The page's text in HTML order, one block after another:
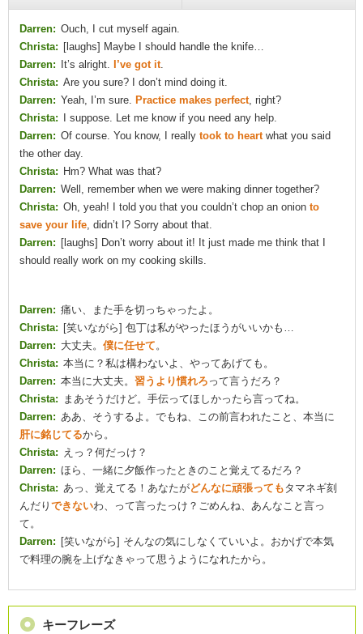
Darren: Ouch, I cut myself again.
Christa: [laughs] Maybe I should handle the knife…
Darren:
It’s alright. I’ve got it.
Christa: Are you sure? I don’t mind doing it.
Darren: Yeah, I’m sure. Practice makes perfect, right?
Christa:
I suppose. Let me know if you need any help.
Darren: Of course. You know, I really took to heartwhat you said
the other day.
Christa: Hm? What was that?
Darren: Well, remember when we were making dinner together?
Christa: Oh, yeah! I told you that you couldn’t chop an onion to
save your life, didn’t I? Sorry about that.
Darren: [laughs] Don’t worry about it! It just made me think that I
should really work on my cooking skills.
Darren: 痛い、また手を切っちゃったよ。
Christa: [笑いながら] 包丁は私がやったほうがいいかも…
Darren: 大丈夫。 僕に任せて。
Christa: 本当に？私は構わないよ、やってあげても。
Darren: 本当に大丈夫。 習うより慣れろ って言うだろ？
Christa: まあそうだけど。手伝ってほしかったら言ってね。
Darren: ああ、そうするよ。でもね、この前言われたこと、本当に
肝に銘じてるから。
Christa: えっ？何だっけ？
Darren: ほら、一緒に夕飯作ったときのこと覚えてるだろ？
Christa: あっ、覚えてる！あなたがどんなに頑張ってもタマネギ刻
んだり できないわ、って言ったっけ？ごめんね、あんなこと言っ
て。
Darren: [笑いながら] そんなの気にしなくていいよ。おかげで本気
で料理の腕を上げなきゃって思うようになれたから。
キーフレーズ